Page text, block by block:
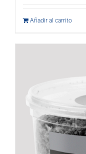
Añadir al carrito